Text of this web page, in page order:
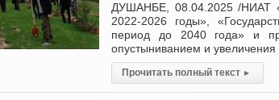
ДУШАНБЕ, 08.04.2025 /НИАТ
2022-2026 годы»,
период до 2040 года» и
опустыниванием и
Прочитать полный текст ▸